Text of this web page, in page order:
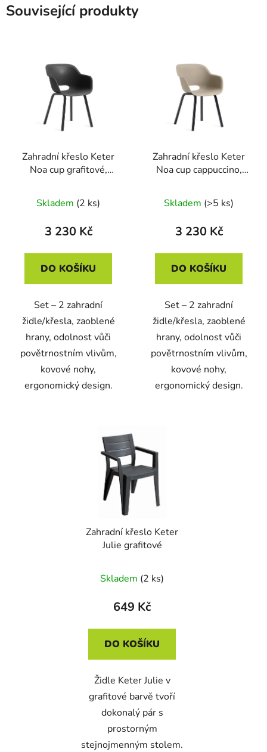
Související produkty
Zahradní křeslo Keter
Noa cup grafitové,
Skladem (2 ks)
3 230 Kč
DO KOŠÍKU
Set – 2 zahradní
židle/křesla, zaoblené
hrany, odolnost vůči
povětrnostním vlivům,
kovové nohy,
ergonomický design.
Zahradní křeslo Keter
Noa cup cappuccino,
Skladem (>5 ks)
3 230 Kč
DO KOŠÍKU
Set – 2 zahradní
židle/křesla, zaoblené
hrany, odolnost vůči
povětrnostním vlivům,
kovové nohy,
ergonomický design.
Zahradní křeslo Keter
Julie grafitové
Skladem (2 ks)
649 Kč
DO KOŠÍKU
Židle Keter Julie v
grafitové barvě tvoří
dokonalý pár s
prostorným
stejnojmenným stolem.